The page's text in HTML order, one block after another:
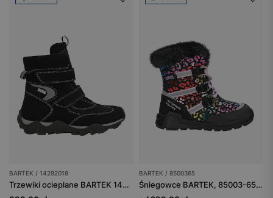
BARTEK / 14292018
Trzewiki ocieplane BARTEK 14292018, czarno-szary
BARTEK / 8500365
Śniegowce BARTEK, 85003-65, dla dziewcząt, multicolor